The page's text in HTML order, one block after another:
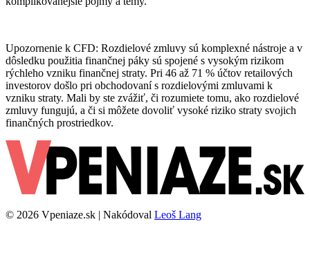
Upozornenie k CFD: Rozdielové zmluvy sú komplexné nástroje a v
dôsledku použitia finančnej páky sú spojené s vysokým rizikom
rýchleho vzniku finančnej straty. Pri 46 až 71 % účtov retailových
investorov došlo pri obchodovaní s rozdielovými zmluvami k
vzniku straty. Mali by ste zvážiť, či rozumiete tomu, ako rozdielové
zmluvy fungujú, a či si môžete dovoliť vysoké riziko straty svojich
finančných prostriedkov.
© 2026 Vpeniaze.sk | Nakódoval Leoš Lang